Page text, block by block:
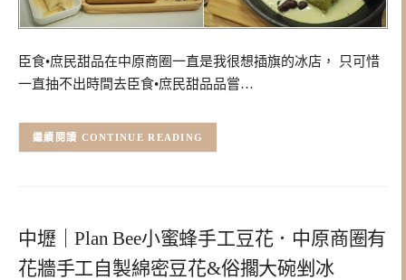
臣食•庶民甜品在中原商圈一直是我很想插旗的冰店， 只可惜
一直抽不出時間去臣食•庶民甜品品嘗…
CONTINUE READING
中壢｜Plan Bee小蜜蜂手工豆花．中原商圈有
花牆手工自製綿密豆花&俗擱大碗剉冰